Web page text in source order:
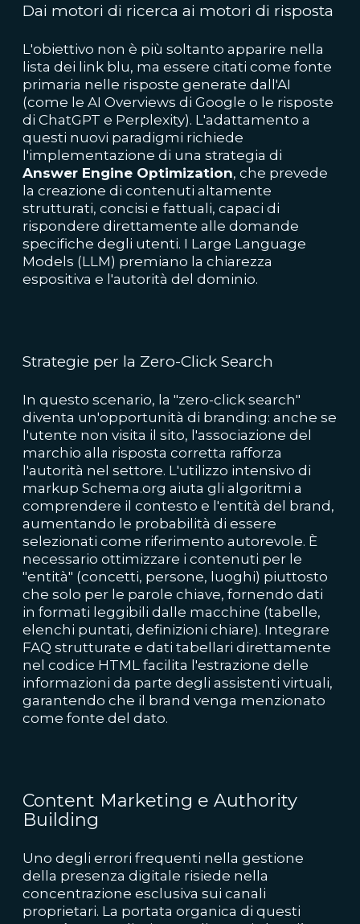
Dai motori di ricerca ai motori di risposta
L'obiettivo non è più soltanto apparire nella
lista dei link blu, ma essere citati come fonte
primaria nelle risposte generate dall'AI
(come le AI Overviews di Google o le risposte
di ChatGPT e Perplexity). L'adattamento a
questi nuovi paradigmi richiede
l'implementazione di una strategia di
Answer Engine Optimization, che prevede
la creazione di contenuti altamente
strutturati, concisi e fattuali, capaci di
rispondere direttamente alle domande
specifiche degli utenti. I Large Language
Models (LLM) premiano la chiarezza
espositiva e l'autorità del dominio.
Strategie per la Zero-Click Search
In questo scenario, la "zero-click search"
diventa un'opportunità di branding: anche se
l'utente non visita il sito, l'associazione del
marchio alla risposta corretta rafforza
l'autorità nel settore. L'utilizzo intensivo di
markup Schema.org aiuta gli algoritmi a
comprendere il contesto e l'entità del brand,
aumentando le probabilità di essere
selezionati come riferimento autorevole. È
necessario ottimizzare i contenuti per le
"entità" (concetti, persone, luoghi) piuttosto
che solo per le parole chiave, fornendo dati
in formati leggibili dalle macchine (tabelle,
elenchi puntati, definizioni chiare). Integrare
FAQ strutturate e dati tabellari direttamente
nel codice HTML facilita l'estrazione delle
informazioni da parte degli assistenti virtuali,
garantendo che il brand venga menzionato
come fonte del dato.
Content Marketing e Authority
Building
Uno degli errori frequenti nella gestione
della presenza digitale risiede nella
concentrazione esclusiva sui canali
proprietari. La portata organica di questi